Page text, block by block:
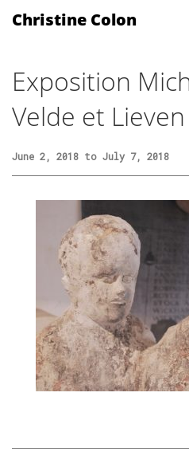
Christine Colon
Exposition
Velde et
June 2, 2018 to July 7, 2018